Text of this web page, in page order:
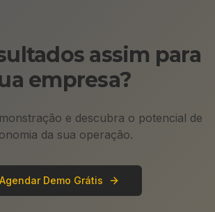
assim para
empresa?
e descubra o potencial de
da sua operação.
Agendar Demo Grátis